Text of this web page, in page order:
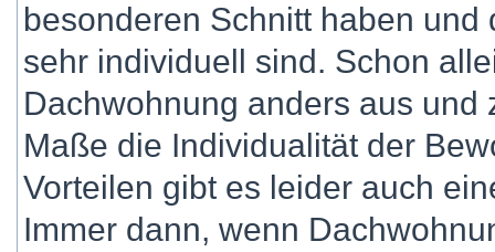
besonderen Schnitt haben
sehr individuell sind. Schon
Dachwohnung anders aus und
Maße die Individualität der
Vorteilen gibt es leider auch
Immer dann, wenn